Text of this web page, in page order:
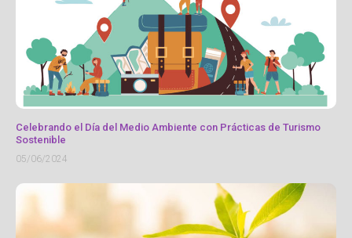
Celebrando el Día del Medio Ambiente con Prácticas de Turismo
Sostenible
05/06/2024